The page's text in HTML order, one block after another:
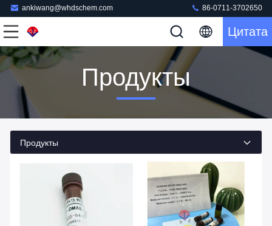
ankiwang@whdschem.com 86-0711-3702650
Цитата
Продукты
Продукты